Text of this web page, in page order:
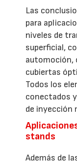
Las
para
niveles de
superficial,
automoción,
cubiertas
Todos los
conectados
de inyección
stands
Además de